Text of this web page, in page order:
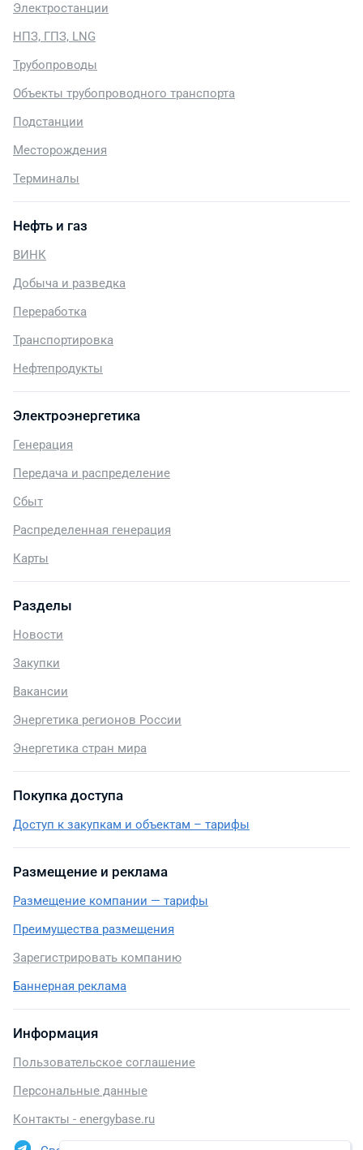
Электростанции
НПЗ, ГПЗ, LNG
Трубопроводы
Объекты трубопроводного транспорта
Подстанции
Месторождения
Терминалы
Нефть и газ
ВИНК
Добыча и разведка
Переработка
Транспортировка
Нефтепродукты
Электроэнергетика
Генерация
Передача и распределение
Сбыт
Распределенная генерация
Карты
Разделы
Новости
Закупки
Вакансии
Энергетика регионов России
Энергетика стран мира
Покупка доступа
Доступ к закупкам и объектам – тарифы
Размещение и реклама
Размещение компании — тарифы
Преимущества размещения
Зарегистрировать компанию
Баннерная реклама
Информация
Пользовательское соглашение
Персональные данные
Контакты - energybase.ru